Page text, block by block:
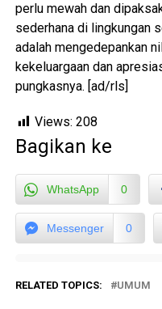
perlu mewah dan
sederhana di lingkungan
adalah mengedepankan
kekeluargaan dan
pungkasnya. [ad/rls]
Views: 208
Bagikan ke
WhatsApp 0
Messenger 0
RELATED TOPICS: UMUM